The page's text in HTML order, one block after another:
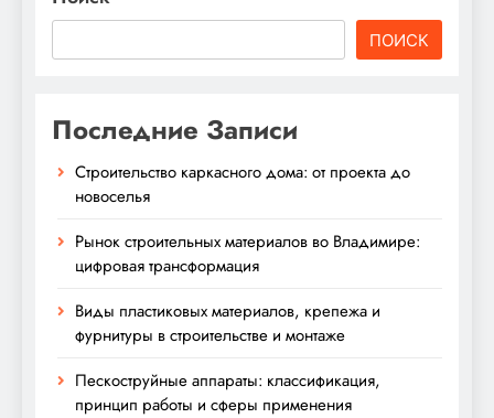
ПОИСК
Последние Записи
Строительство каркасного дома: от проекта до
новоселья
Рынок строительных материалов во Владимире:
цифровая трансформация
Виды пластиковых материалов, крепежа и
фурнитуры в строительстве и монтаже
Пескоструйные аппараты: классификация,
принцип работы и сферы применения